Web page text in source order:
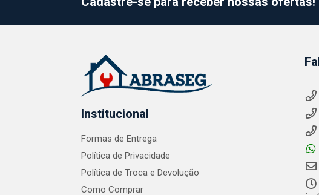
Institucional
Formas de Entrega
Política de Privacidade
Política de Troca e Devolução
Como Comprar